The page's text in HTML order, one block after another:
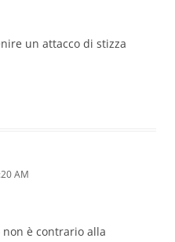
un attacco di stizza
AM
non è contrario alla